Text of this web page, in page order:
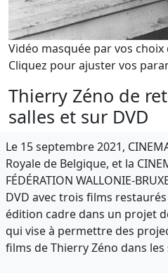
Vidéo masquée par vos choix
Cliquez pour ajuster vos
Thierry Zéno de
salles et sur DVD
Le 15 septembre 2021,
Royale de Belgique, et la
FÉDÉRATION WALLONIE-
DVD avec trois films
édition cadre dans un projet
qui vise à permettre des
films de Thierry Zéno dans les